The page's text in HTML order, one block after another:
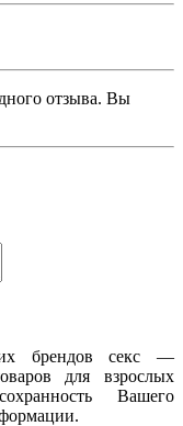
отзыва. Вы
брендов секс —
для взрослых
Вашего